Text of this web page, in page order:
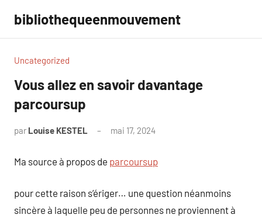
contenu
bibliothequeenmouvement
Uncategorized
Vous allez en savoir davantage
parcoursup
par Louise KESTEL mai 17, 2024
Ma source à propos de parcoursup
pour cette raison s’ériger… une question néanmoins
sincère à laquelle peu de personnes ne proviennent à